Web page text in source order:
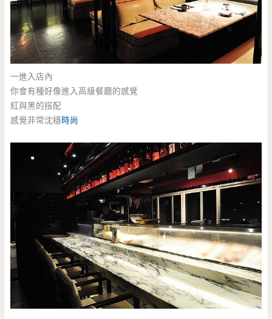
一進入店內
你會有種好像進入高級餐廳的感覺
紅與黑的搭配
感覺非常沈穩時尚